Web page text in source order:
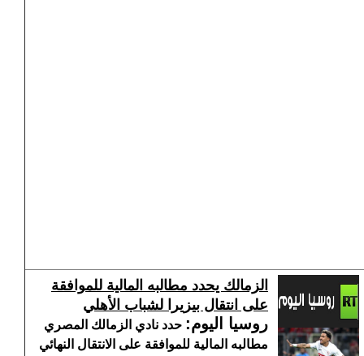
الزمالك يحدد مطالبه المالية للموافقة
على انتقال بيزيرا لشباب الأهلي
روسيا اليوم: حدد نادي الزمالك المصري
مطالبه المالية للموافقة على الانتقال النهائي